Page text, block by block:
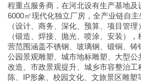
程重点服务商，在河北设有生产基地及
6000㎡现代化独立厂房，全产业链自
（设计、商务、深化、预算、项目管
（锻造、焊接、抛光、喷涂、安装）
营范围涵盖不锈钢、玻璃钢、锻铜、铸
公园景观雕塑、城市地标雕塑、大型公
改造、市政景观提升、城乡市容整治工
陈、IP形象、校园文化、文旅景区雕塑